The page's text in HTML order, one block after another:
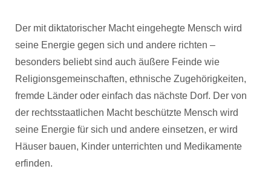
Der mit diktatorischer Macht eingehegte Mensch wird
seine Energie gegen sich und andere richten –
besonders beliebt sind auch äußere Feinde wie
Religionsgemeinschaften, ethnische Zugehörigkeiten,
fremde Länder oder einfach das nächste Dorf. Der von
der rechtsstaatlichen Macht beschützte Mensch wird
seine Energie für sich und andere einsetzen, er wird
Häuser bauen, Kinder unterrichten und Medikamente
erfinden.